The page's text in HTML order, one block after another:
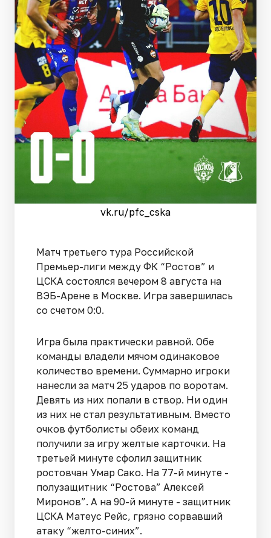
vk.ru/pfc_cska
Матч третьего тура Российской
Премьер-лиги между ФК “Ростов” и
ЦСКА состоялся вечером 8 августа на
ВЭБ-Арене в Москве. Игра завершилась
со счетом 0:0.
Игра была практически равной. Обе
команды владели мячом одинаковое
количество времени. Суммарно игроки
нанесли за матч 25 ударов по воротам.
Девять из них попали в створ. Ни один
из них не стал результативным. Вместо
очков футболисты обеих команд
получили за игру желтые карточки. На
третьей минуте сфолил защитник
ростовчан Умар Сако. На 77-й минуте -
полузащитник “Ростова” Алексей
Миронов”. А на 90-й минуте - защитник
ЦСКА Матеус Рейс, грязно сорвавший
атаку “желто-синих”.